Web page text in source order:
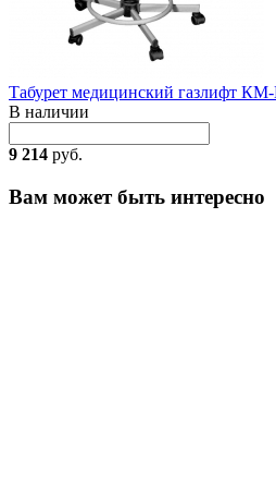
Табурет медицинский газлифт
В наличии
9 214 руб.
Вам может быть интересно